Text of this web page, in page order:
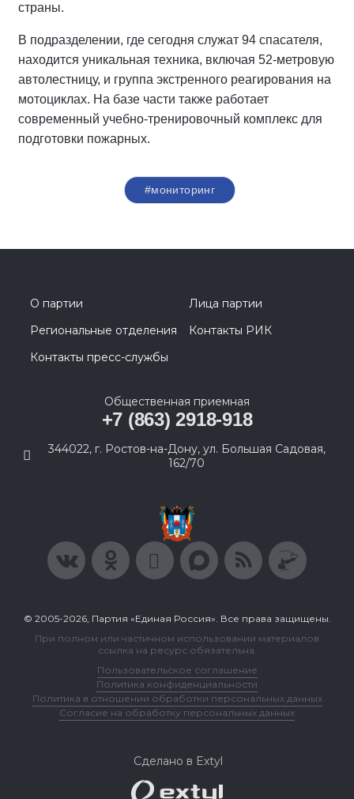
страны.
В подразделении, где сегодня служат 94 спасателя,
находится уникальная техника, включая 52-метровую
автолестницу, и группа экстренного реагирования на
мотоциклах. На базе части также работает
современный учебно-тренировочный комплекс для
подготовки пожарных.
#мониторинг
О партии
Лица партии
Региональные отделения
Контакты РИК
Контакты пресс-службы
Общественная приемная
+7 (863) 2918-918
344022, г. Ростов-на-Дону, ул. Большая Садовая,
162/70
© 2005-2026, Партия «Единая Россия». Все права защищены.
При полном или частичном использовании материалов
ссылка на ресурс обязательна.
Пользовательское соглашение
Политика конфиденциальности
Политика в отношении обработки персональных данных
Согласие на обработку персональных данных
Сделано в Extyl